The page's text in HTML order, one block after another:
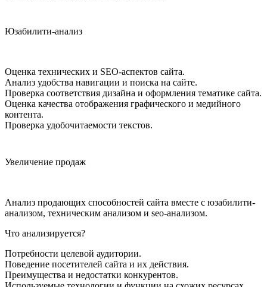
Юзабилити-анализ
Оценка технических и SEO-аспектов сайта.
Анализ удобства навигации и поиска на сайте.
Проверка соответствия дизайна и оформления тематике сайта.
Оценка качества отображения графического и медийного
контента.
Проверка удобочитаемости текстов.
Увеличение продаж
Анализ продающих способностей сайта вместе с юзабилити-
анализом, техническим анализом и seo-анализом.
Что анализируется?
Потребности целевой аудитории.
Поведение посетителей сайта и их действия.
Преимущества и недостатки конкурентов.